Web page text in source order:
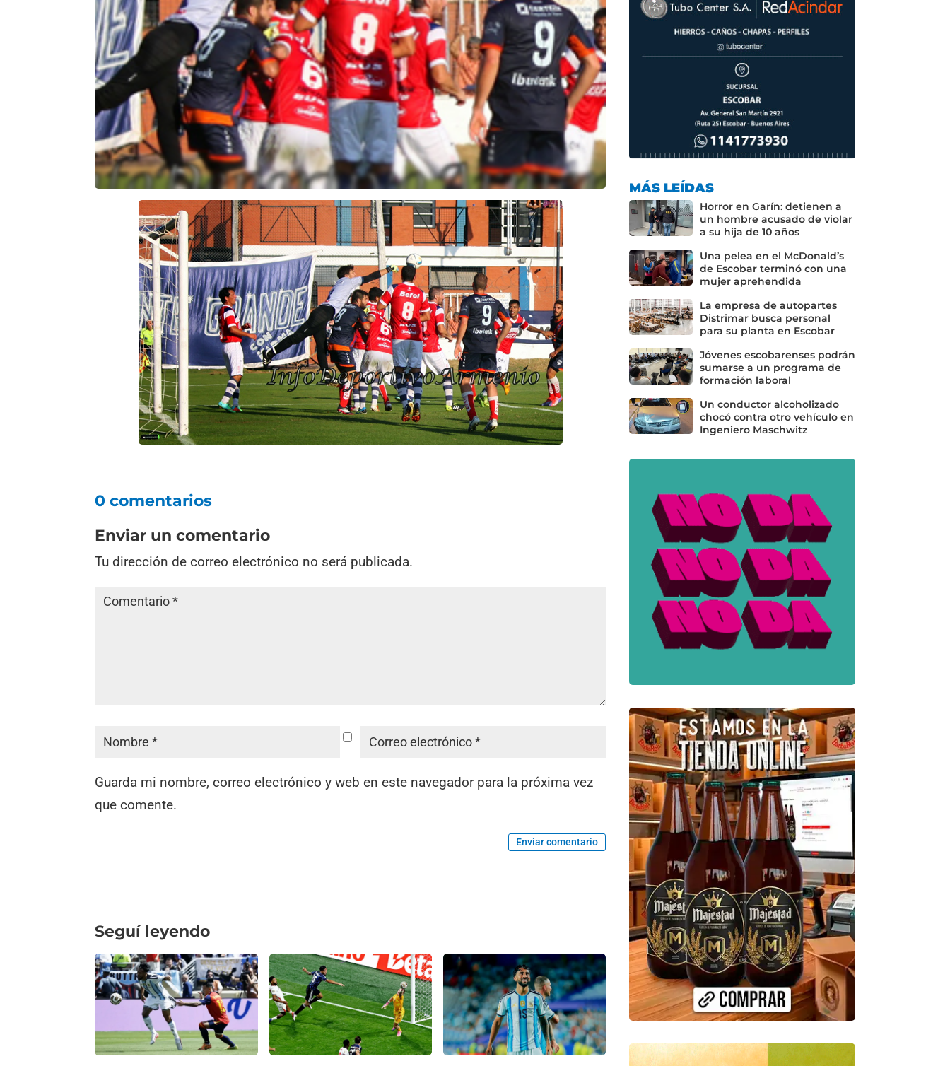
0 comentarios
Enviar un comentario
Tu dirección de correo electrónico no será publicada.
Guarda mi nombre, correo electrónico y web en este navegador para la próxima vez
que comente.
Enviar comentario
Seguí leyendo
MÁS LEÍDAS
Horror en Garín: detienen a
un hombre acusado de violar
a su hija de 10 años
Una pelea en el McDonald’s
de Escobar terminó con una
mujer aprehendida
La empresa de autopartes
Distrimar busca personal
para su planta en Escobar
Jóvenes escobarenses podrán
sumarse a un programa de
formación laboral
Un conductor alcoholizado
chocó contra otro vehículo en
Ingeniero Maschwitz